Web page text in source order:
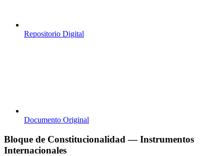
Repositorio Digital
Documento Original
Bloque de Constitucionalidad — Instrumentos
Internacionales